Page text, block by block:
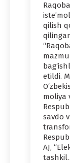
qilish
etildi.
moliya
savdo
AJ,